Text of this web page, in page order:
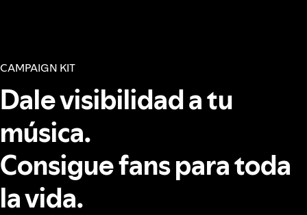
CAMPAIGN KIT
Dale visibilidad a tu
música.
Consigue fans para toda
la vida.